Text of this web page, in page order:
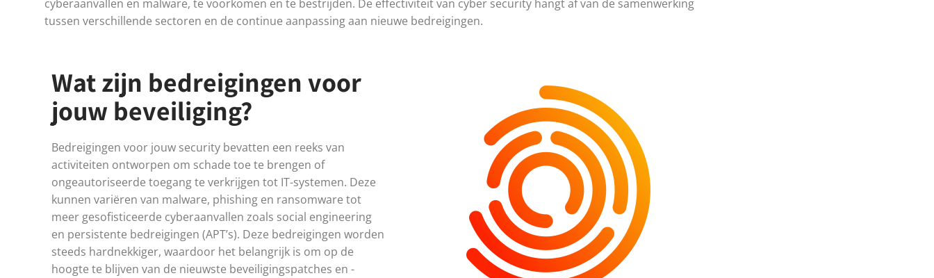
cyberaanvallen en malware, te voorkomen en te bestrijden. De effectiviteit van cyber security hangt af van de samenwerking
tussen verschillende sectoren en de continue aanpassing aan nieuwe bedreigingen.
Wat zijn bedreigingen voor
jouw beveiliging?
Bedreigingen voor jouw security bevatten een reeks van
activiteiten ontworpen om schade toe te brengen of
ongeautoriseerde toegang te verkrijgen tot IT-systemen. Deze
kunnen variëren van malware, phishing en ransomware tot
meer gesofisticeerde cyberaanvallen zoals social engineering
en persistente bedreigingen (APT’s). Deze bedreigingen worden
steeds hardnekkiger, waardoor het belangrijk is om op de
hoogte te blijven van de nieuwste beveiligingspatches en -